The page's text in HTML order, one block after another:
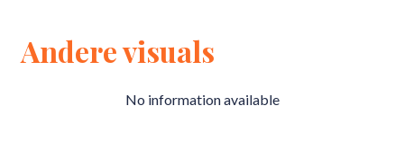
Andere visuals
No information available